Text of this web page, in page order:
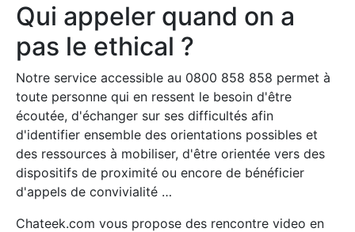
Qui appeler quand on a
pas le ethical ?
Notre service accessible au 0800 858 858 permet à
toute personne qui en ressent le besoin d'être
écoutée, d'échanger sur ses difficultés afin
d'identifier ensemble des orientations possibles et
des ressources à mobiliser, d'être orientée vers des
dispositifs de proximité ou encore de bénéficier
d'appels de convivialité …
Chateek.com vous propose des rencontre video en